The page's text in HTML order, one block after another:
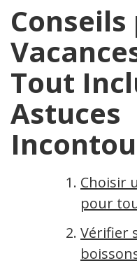
Tout
Astuces
Choisir
pour
Vérifier